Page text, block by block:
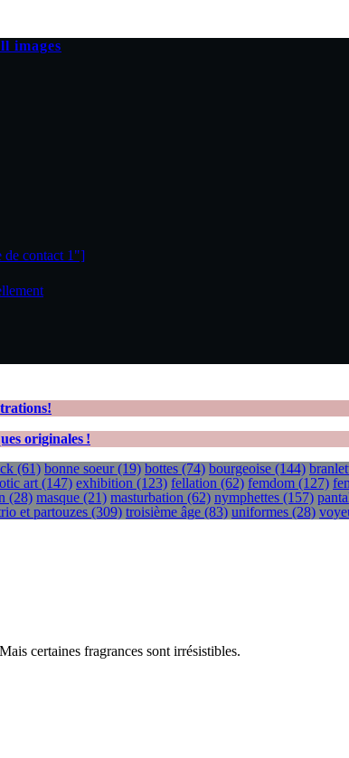
images
de contact 1"]
originales !
(61) bonne soeur(19) bottes (74) bourgeoise (144)
art (147) exhibition (123) fellation (62) femdom (127)
(28) masque (21) masturbation (62) nymphettes (157)
et partouzes (309) troisième âge (83) uniformes (28)
certaines fragrances sont irrésistibles.